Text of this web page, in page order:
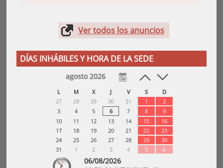
Ver todos los anuncios
DÍAS INHÁBILES Y HORA DE LA SEDE
agosto 2026
L M X J V S
D
27
28 29 30 31 1
2
3
4 5 6 7 8
9
10
11 12 13 14 15
16
17
18 19 20 21 22
23
24
25 26 27 28 29
30
31
1 2 3 4 5 6
06/08/2026